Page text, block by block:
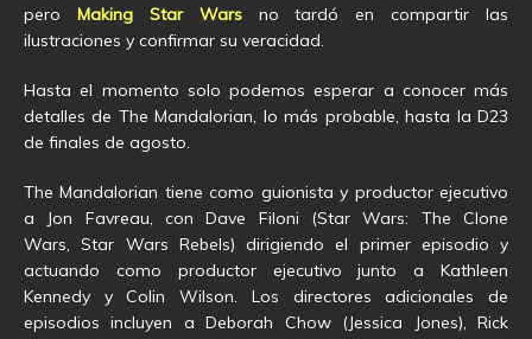
pero Making Star Warsno tardó en compartir las
ilustraciones y confirmar su veracidad.
Hasta el momento solo podemos esperar a conocer más
detalles de The Mandalorian, lo más probable, hasta la D23
de finales de agosto.
The Mandalorian tiene como guionista y productor ejecutivo
a Jon Favreau, con Dave Filoni (Star Wars: The Clone
Wars, Star Wars Rebels) dirigiendo el primer episodio y
actuando como productor ejecutivo junto a Kathleen
Kennedy y Colin Wilson. Los directores adicionales de
episodios incluyen a Deborah Chow (Jessica Jones), Rick